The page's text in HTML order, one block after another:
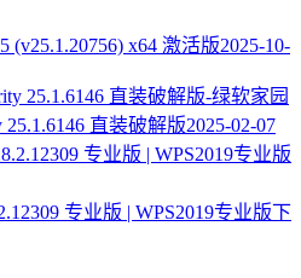
(v25.1.20756) x64 激活版2025-10-
25.1.6146 直装破解版2025-02-07
专业版 | WPS2019专业版下